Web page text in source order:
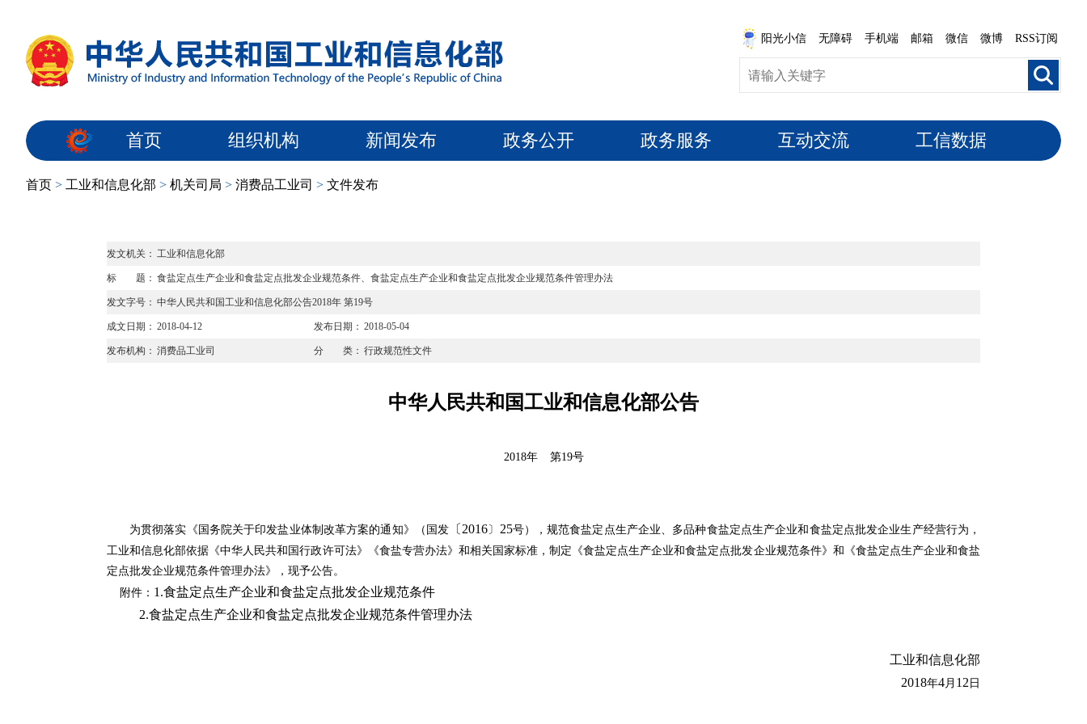
阳光小信 无障碍 手机端 邮箱 微信 微博 RSS订阅
首页 组织机构 新闻发布 政务公开 政务服务 互动交流 工信数据
首页 > 工业和信息化部 > 机关司局 > 消费品工业司 > 文件发布
发文机关： 工业和信息化部
标 题： 食盐定点生产企业和食盐定点批发企业规范条件、食盐定点生产企业和食盐定点批发企业规范条件管理办法
发文字号： 中华人民共和国工业和信息化部公告2018年 第19号
成文日期： 2018-04-12 发布日期： 2018-05-04
发布机构： 消费品工业司 分 类： 行政规范性文件
中华人民共和国工业和信息化部公告
2018年 第19号
为贯彻落实 《国务院关于印发盐业体制改革方案的通知》（国发 〔 2016 〕 25号），规范食盐定点生产企业、多品种食盐定点生产企业和食盐定点批发企业生产经营行为，
工业和信息化部依据《中华人民共和国行政许可法》《食盐专营办法》和相关国家标准，制定 《食盐定点生产企业和食盐定点批发企业规范条件》和《食盐定点生产企业和食盐
定点批发企业规范条件管理办法》
， 现予公告。
附件： 1.食盐定点生产企业和食盐定点批发企业规范条件
2.食盐定点生产企业和食盐定点批发企业规范条件管理办法
工业和信息化部
2018年4月 12 日